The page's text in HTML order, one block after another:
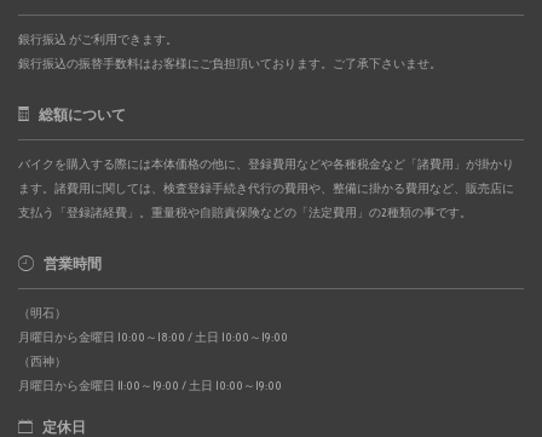
銀行振込 がご利用できます。
銀行振込の振替手数料はお客様にご負担頂いております。ご了承下さいませ。
総額について
バイクを購入する際には本体価格の他に、登録費用などや各種税金など「諸費用」が掛かり
ます。諸費用に関しては、検査登録手続き代行の費用や、整備に掛かる費用など、販売店に
支払う「登録諸経費」。重量税や自賠責保険などの「法定費用」の2種類の事です。
営業時間
（明石）
月曜日から金曜日 10:00～18:00 / 土日 10:00～19:00
（西神）
月曜日から金曜日 11:00～19:00 / 土日 10:00～19:00
定休日